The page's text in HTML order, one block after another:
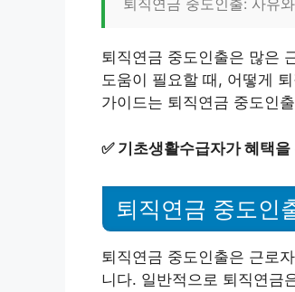
퇴직연금 중도인출: 사유
퇴직연금 중도인출은 많은
도움이 필요할 때, 어떻게
가이드는 퇴직연금 중도인
✅ 기초생활수급자가 혜택
퇴직연금 중도인
퇴직연금 중도인출은 근로
니다. 일반적으로 퇴직연금